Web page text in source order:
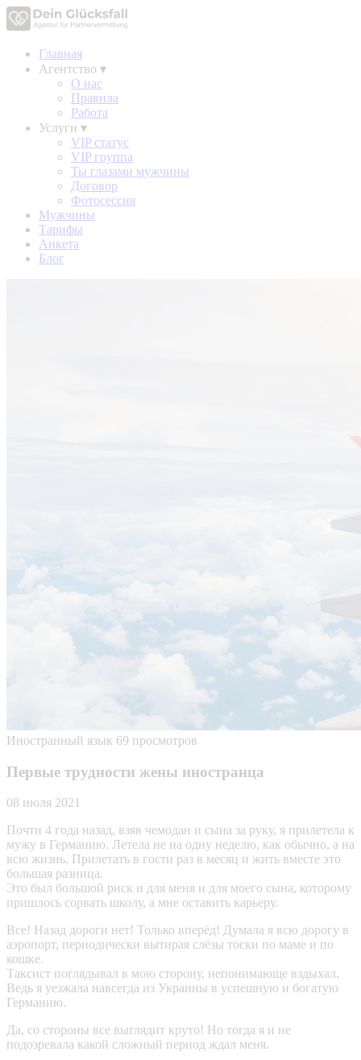
Главная
Агентство ▾
О нас
Правила
Работа
Услуги ▾
VIP статус
VIP группа
Ты глазами мужчины
Договор
Фотосессия
Мужчины
Тарифы
Анкета
Блог
Иностранный язык 69 просмотров
Первые трудности жены иностранца
08 июля 2021
Почти 4 года назад, взяв чемодан и сына за руку, я прилетела к
мужу в Германию. Летела не на одну неделю, как обычно, а на
всю жизнь. Прилетать в гости раз в месяц и жить вместе это
большая разница.
Это был большой риск и для меня и для моего сына, которому
пришлось сорвать школу, а мне оставить карьеру.
Все! Назад дороги нет! Только вперёд! Думала я всю дорогу в
аэропорт, периодически вытирая слёзы тоски по маме и по
кошке.
Таксист поглядывал в мою сторону, непонимающе вздыхал.
Ведь я уезжала навсегда из Украины в успешную и богатую
Германию.
Да, со стороны все выглядит круто! Но тогда я и не
подозревала какой сложный период ждал меня.